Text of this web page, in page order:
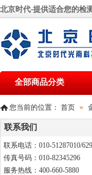
全部商品分类
北京时代-提供适合您的检
您当前的位置： 首页 »
联系我们
联系电话：010-51287010/
传真号码：010-82345296
服务热线：400-660-5880